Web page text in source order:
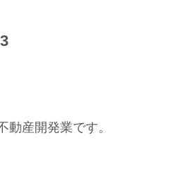
産開発業です。